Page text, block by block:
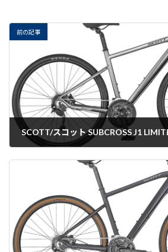
前の記事
SCOTT/スコット SUBCROSS J1